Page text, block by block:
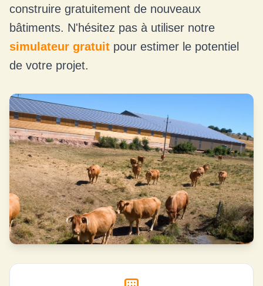
construire gratuitement de nouveaux
bâtiments. N'hésitez pas à utiliser notre
simulateur gratuit pour estimer le potentiel
de votre projet.